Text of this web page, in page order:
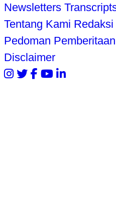
Newsletters
Tentang Kami Redaksi
Pedoman
Disclaimer